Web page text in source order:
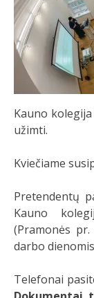
Kauno
užimti.
Kviečiame
Pretendentų
Kauno
(Pramonės
darbo
Telefonai